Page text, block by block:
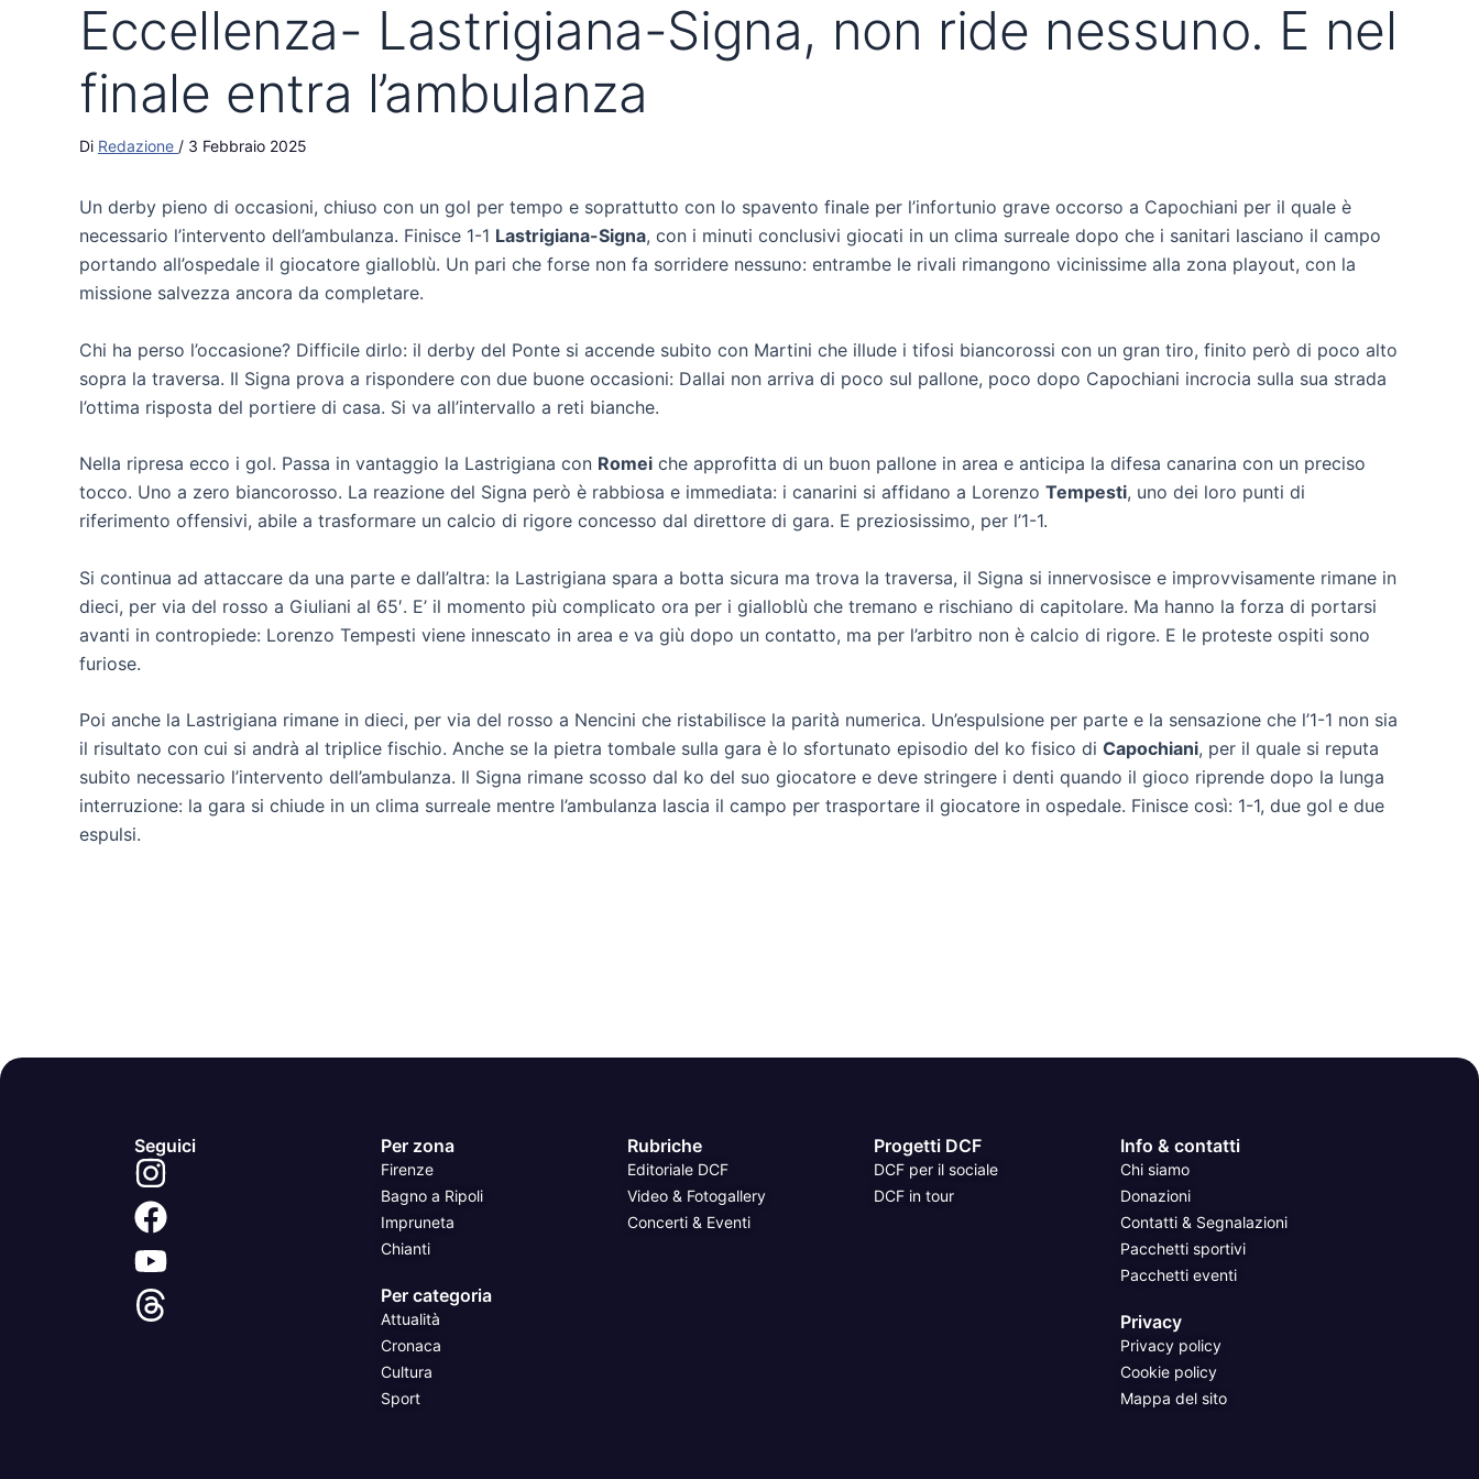
Eccellenza- Lastrigiana-Signa, non ride nessuno. E nel
finale entra l’ambulanza
Di Redazione / 3 Febbraio 2025
Un derby pieno di occasioni, chiuso con un gol per tempo e soprattutto con lo spavento finale per l’infortunio grave occorso a Capochiani per il quale è
necessario l’intervento dell’ambulanza. Finisce 1-1 Lastrigiana-Signa, con i minuti conclusivi giocati in un clima surreale dopo che i sanitari lasciano il campo
portando all’ospedale il giocatore gialloblù. Un pari che forse non fa sorridere nessuno: entrambe le rivali rimangono vicinissime alla zona playout, con la
missione salvezza ancora da completare.
Chi ha perso l’occasione? Difficile dirlo: il derby del Ponte si accende subito con Martini che illude i tifosi biancorossi con un gran tiro, finito però di poco alto
sopra la traversa. Il Signa prova a rispondere con due buone occasioni: Dallai non arriva di poco sul pallone, poco dopo Capochiani incrocia sulla sua strada
l’ottima risposta del portiere di casa. Si va all’intervallo a reti bianche.
Nella ripresa ecco i gol. Passa in vantaggio la Lastrigiana con Romei che approfitta di un buon pallone in area e anticipa la difesa canarina con un preciso
tocco. Uno a zero biancorosso. La reazione del Signa però è rabbiosa e immediata: i canarini si affidano a Lorenzo Tempesti, uno dei loro punti di
riferimento offensivi, abile a trasformare un calcio di rigore concesso dal direttore di gara. E preziosissimo, per l’1-1.
Si continua ad attaccare da una parte e dall’altra: la Lastrigiana spara a botta sicura ma trova la traversa, il Signa si innervosisce e improvvisamente rimane in
dieci, per via del rosso a Giuliani al 65′. E’ il momento più complicato ora per i gialloblù che tremano e rischiano di capitolare. Ma hanno la forza di portarsi
avanti in contropiede: Lorenzo Tempesti viene innescato in area e va giù dopo un contatto, ma per l’arbitro non è calcio di rigore. E le proteste ospiti sono
furiose.
Poi anche la Lastrigiana rimane in dieci, per via del rosso a Nencini che ristabilisce la parità numerica. Un’espulsione per parte e la sensazione che l’1-1 non sia
il risultato con cui si andrà al triplice fischio. Anche se la pietra tombale sulla gara è lo sfortunato episodio del ko fisico di Capochiani, per il quale si reputa
subito necessario l’intervento dell’ambulanza. Il Signa rimane scosso dal ko del suo giocatore e deve stringere i denti quando il gioco riprende dopo la lunga
interruzione: la gara si chiude in un clima surreale mentre l’ambulanza lascia il campo per trasportare il giocatore in ospedale. Finisce così: 1-1, due gol e due
espulsi.
Seguici Per zona
Firenze
Bagno a Ripoli
Impruneta
Chianti
Per categoria
Attualità
Cronaca
Cultura
Sport
Rubriche
Editoriale DCF
Video & Fotogallery
Concerti & Eventi
Progetti DCF
DCF per il sociale
DCF in tour
Info & contatti
Chi siamo
Donazioni
Contatti & Segnalazioni
Pacchetti sportivi
Pacchetti eventi
Privacy
Privacy policy
Cookie policy
Mappa del sito